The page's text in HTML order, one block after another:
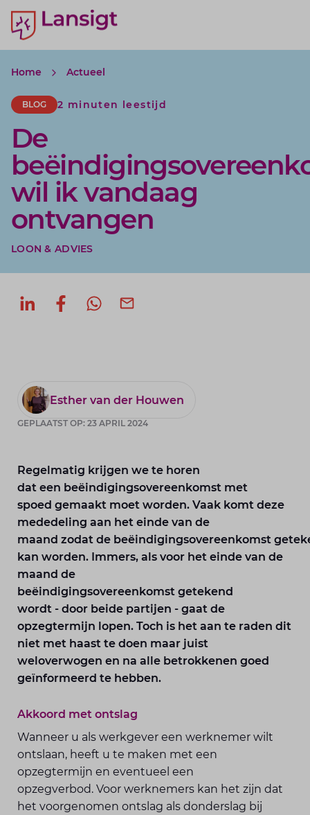
Lansigt Accountants logo
search website
Home Actueel
BLOG 2 minuten leestijd
De
wil ik vandaag
ontvangen
LOON & ADVIES
Deel op LinkedIn
Deel op Facebook
Esther van der Houwen
GEPLAATST OP: 23 APRIL 2024
Regelmatig krijgen we te horen
dat een beëindigingsovereenkomst met
spoed gemaakt moet worden. Vaak komt deze
mededeling aan het einde van de
maand zodat de beëindigingsovereenkomst
kan worden. Immers, als voor het einde van de
maand de
beëindigingsovereenkomst getekend
wordt - door beide partijen - gaat de
opzegtermijn lopen. Toch is het aan te raden dit
niet met haast te doen maar juist
weloverwogen en na alle betrokkenen goed
geïnformeerd te hebben.
Akkoord met ontslag
Wanneer u als werkgever een werknemer wilt
ontslaan, heeft u te maken met een
opzegtermijn en eventueel een
opzegverbod. Voor werknemers kan het zijn dat
het voorgenomen ontslag als donderslag bij